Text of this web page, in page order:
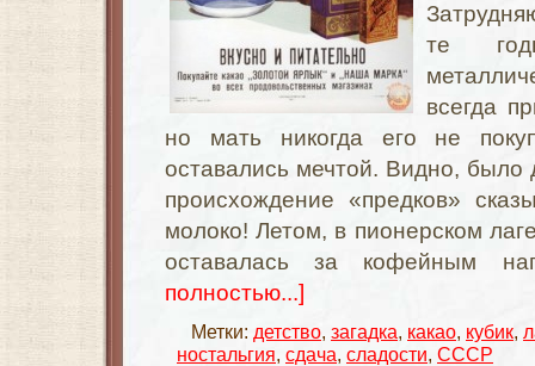
те
всегда
но мать никогда его не
оставались мечтой. Видно, было
происхождение «предков»
молоко! Летом, в пионерском
оставалась за кофейным
полностью...]
Метки: детство, загадка, какао, кубик,
ностальгия, сдача, сладости, СССР